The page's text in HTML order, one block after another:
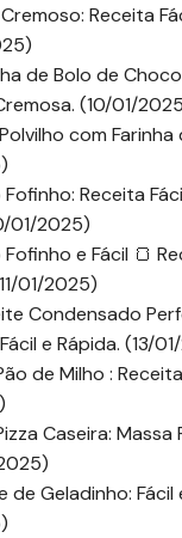
Receita
de Bolo de
(10/01/
com Farinha
Receita
01/2025)
e Fácil 🍞
01/2025)
Condensado
e Rápida. (13/
de Milho :
Caseira: Massa
de Geladinho: Fácil